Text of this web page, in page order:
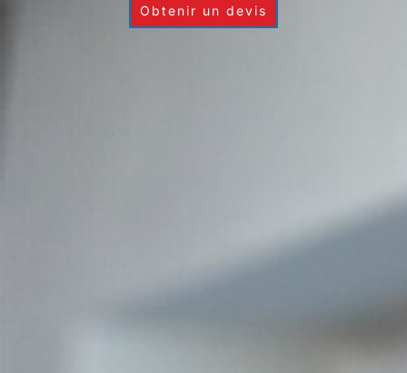
Obtenir un devis